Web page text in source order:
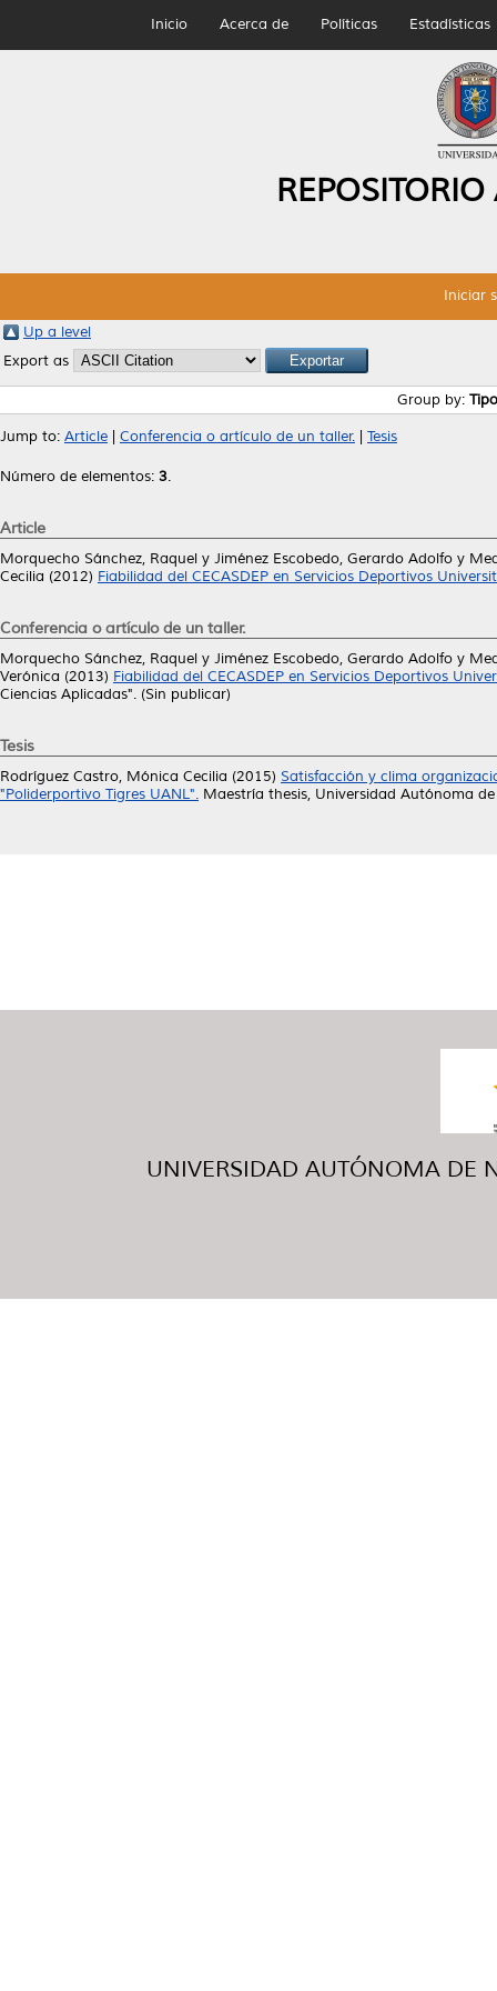
Inicio Acerca de Políticas Estadísticas
Iniciar
Up a level
Export as
Group by:
Jump to: Article Conferencia o artículo de un taller. Tesis
Número de elementos: 3.
Article
Morquecho Sánchez, Raquel y Jiménez Escobedo, Gerardo Adolfo y
Cecilia (2012) Fiabilidad del CECASDEP en Servicios Deportivos
Conferencia o artículo de un taller.
Morquecho Sánchez, Raquel y Jiménez Escobedo, Gerardo Adolfo y
Verónica (2013) Fiabilidad del CECASDEP en Servicios Deportivos
Ciencias Aplicadas". (Sin publicar)
Tesis
Rodríguez Castro, Mónica Cecilia (2015) Satisfacción y clima
"Poliderportivo Tigres UANL". Maestría thesis, Universidad Autónoma
UNIVERSIDAD AUTÓNOMA DE